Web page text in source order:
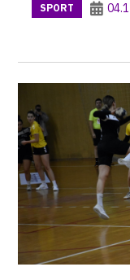
SPORT